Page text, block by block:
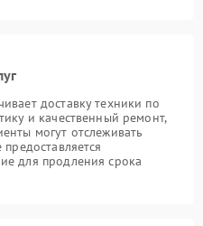
доставку техники по
и качественный ремонт,
могут отслеживать
для продления срока